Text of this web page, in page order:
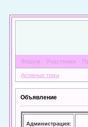
Форум Участники
Активные темы
Объявление
Администрация: